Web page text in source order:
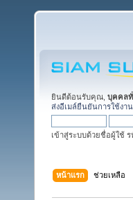
ยินดีต้อนรับคุณ, บุคคลทั่
ส่งอีเมล์ยืนยันการใช้งา
เข้าสู่ระบบด้วยชื่อผู้ใช้
หน้าแรก ช่วยเหลือ